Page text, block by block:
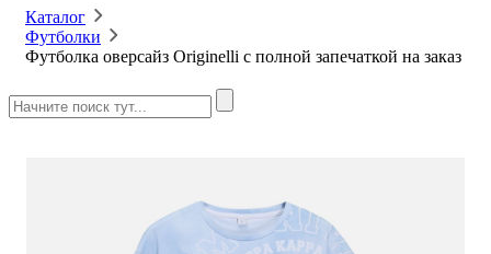
Каталог
Футболки
Футболка оверсайз Originelli с полной запечаткой на заказ